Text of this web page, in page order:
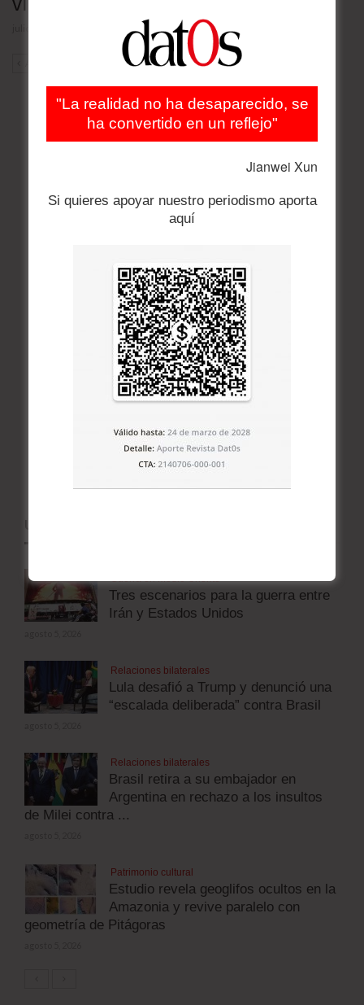
Guerra en Medio Oriente
Tres escenarios para la guerra entre
Irán y Estados Unidos
Relaciones bilaterales
Lula desafió a Trump y denunció una
“escalada deliberada” contra Brasil
Relaciones bilaterales
Brasil retira a su embajador en
Argentina en rechazo a los insultos
de Milei contra ...
Patrimonio cultural
Estudio revela geoglifos ocultos en la
Amazonia y revive paralelo con
geometría de Pitágoras
"La realidad no ha desaparecido, se
ha convertido en un reflejo"
Jianwei Xun
Si quieres apoyar nuestro periodismo aporta
aquí